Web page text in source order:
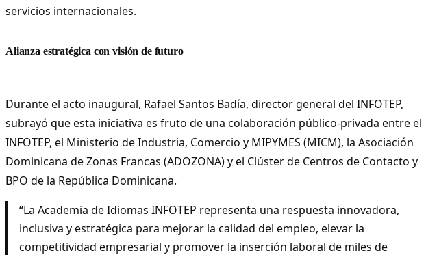
servicios internacionales.
Alianza estratégica con visión de futuro
Durante el acto inaugural, Rafael Santos Badía, director general del INFOTEP,
subrayó que esta iniciativa es fruto de una colaboración público-privada entre el
INFOTEP, el Ministerio de Industria, Comercio y MIPYMES (MICM), la Asociación
Dominicana de Zonas Francas (ADOZONA) y el Clúster de Centros de Contacto y
BPO de la República Dominicana.
“La Academia de Idiomas INFOTEP representa una respuesta innovadora,
inclusiva y estratégica para mejorar la calidad del empleo, elevar la
competitividad empresarial y promover la inserción laboral de miles de